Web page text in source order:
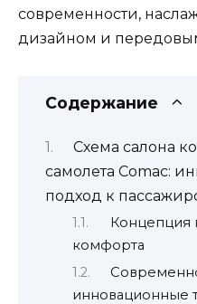
современности,
дизайном и
Содержание
Схема салона
самолета Comac:
подход к
Концепция
комфорта
инновационные